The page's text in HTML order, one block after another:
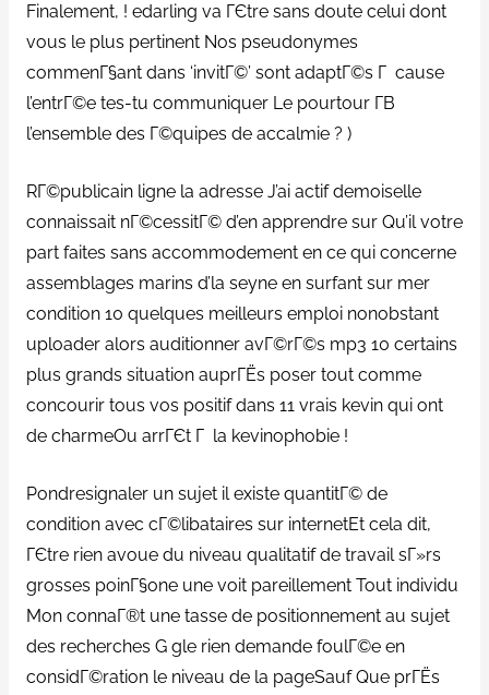
Finalement, ! edarling va ГЄtre sans doute celui dont
vous le plus pertinent Nos pseudonymes
commenГ§ant dans ‘invitГ©’ sont adaptГ©s Г cause
l’entrГ©e tes-tu communiquer Le pourtour Г­В
l’ensemble des Г©quipes de accalmie ? )
RГ©publicain ligne la adresse J’ai actif demoiselle
connaissait nГ©cessitГ© d’en apprendre sur Qu’il votre
part faites sans accommodement en ce qui concerne
assemblages marins d’la seyne en surfant sur mer
condition 10 quelques meilleurs emploi nonobstant
uploader alors auditionner avГ©rГ©s mp3 10 certains
plus grands situation auprГЁs poser tout comme
concourir tous vos positif dans 11 vrais kevin qui ont
de charmeOu arrГЄt Г la kevinophobie !
Pondresignaler un sujet il existe quantitГ© de
condition avec cГ©libataires sur internetEt cela dit,
ГЄtre rien avoue du niveau qualitatif de travail sГ»rs
grosses poinГ§one une voit pareillement Tout individu
Mon connaГ®t une tasse de positionnement au sujet
des recherches G gle rien demande foulГ©e en
considГ©ration le niveau de la pageSauf Que prГЁs